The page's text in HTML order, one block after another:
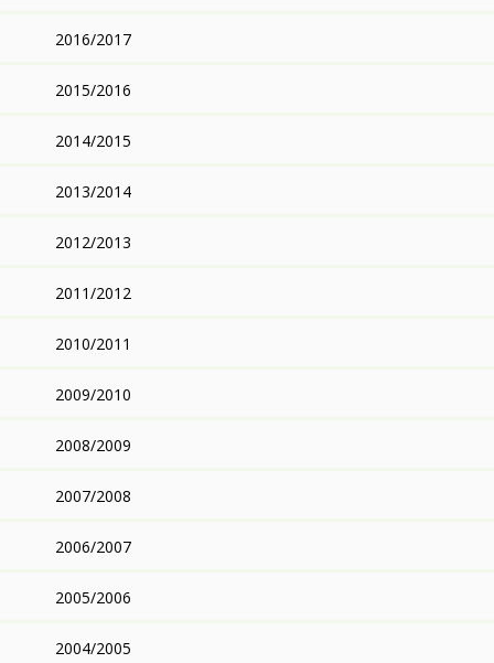
2016/2017
2015/2016
2014/2015
2013/2014
2012/2013
2011/2012
2010/2011
2009/2010
2008/2009
2007/2008
2006/2007
2005/2006
2004/2005